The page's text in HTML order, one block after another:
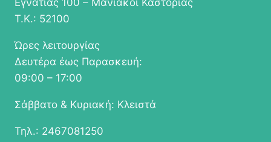
Εγνατίας 100 – Μανιάκοι Καστοριάς
Τ.Κ.: 52100
Ώρες λειτουργίας
Δευτέρα έως Παρασκευή:
09:00 – 17:00
Σάββατο & Κυριακή: Κλειστά
Τηλ.: 2467081250